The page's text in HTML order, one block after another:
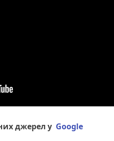
джерел у Google